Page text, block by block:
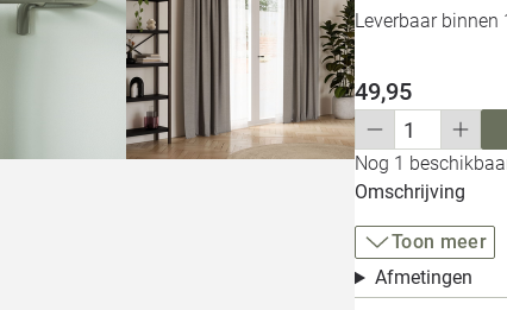
Leverbaar binnen
49,95
Nog 1
Omschrijving
Toon meer
Afmetingen